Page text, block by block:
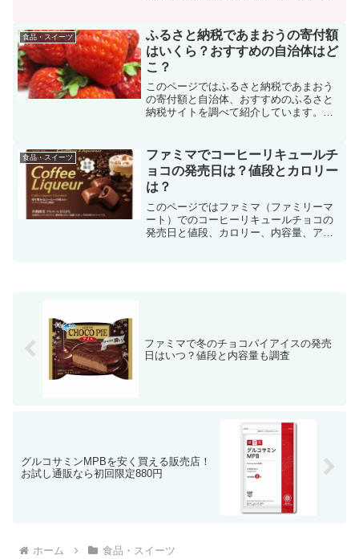
の？」と気になる場合は、寄付金額と取
り扱いの自治体をチェック。
食品・スイーツ
ふるさと納税であまおうの寄付額
はいくら？おすすめの自治体はど
こ？
このページではふるさと納税であまおう
の寄付額と自治体、おすすめのふるさと
納税サイトを調べて紹介しています。
うの寄付金額と自治体を書いておきます
のでチェックしてみてくださいね。
食品・スイーツ
ファミマでコーヒーリキュールチ
ョコの発売日は？値段とカロリー
は？
このページではファミマ（ファミリーマ
ート）でのコーヒーリキュールチョコの
発売日と値段、カロリー、内容量、アル
ファミマで冬のチョコパイアイスの発売
日はいつ？値段と内容量も調査
グルコサミンMPBを安く買える販売店！
お試し通販なら初回限定880円
ホーム 食品・スイーツ